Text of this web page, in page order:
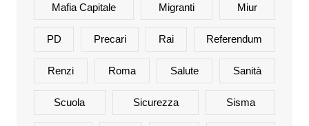
Mafia Capitale Migranti Miur
PD Precari Rai Referendum
Renzi Roma Salute Sanità
Scuola Sicurezza Sisma